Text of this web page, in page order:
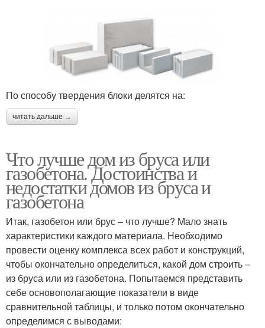
По способу твердения блоки делятся на:
читать дальше →
Что лучше дом из бруса или
газобетона. Достоинства и
недостатки домов из бруса и
газобетона
Итак, газобетон или брус – что лучше? Мало знать
характеристики каждого материала. Необходимо
провести оценку комплекса всех работ и конструкций,
чтобы окончательно определиться, какой дом строить –
из бруса или из газобетона. Попытаемся представить
себе основополагающие показатели в виде
сравнительной таблицы, и только потом окончательно
определимся с выводами: